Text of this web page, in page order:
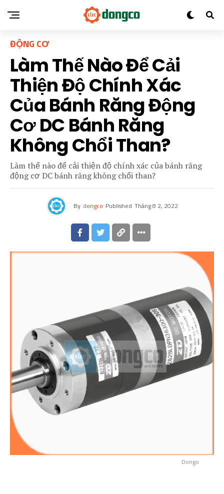
ĐỘNG CƠ
Làm Thế Nào Để Cải
Thiện Độ Chính Xác
Của Bánh Răng Động
Cơ DC Bánh Răng
Không Chổi Than?
Làm thế nào để cải thiện độ chính xác của bánh răng
động cơ DC bánh răng không chổi than?
By dongco Published Tháng 8 2, 2022
Dongo